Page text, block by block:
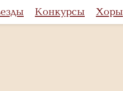
Конкурсы Хоры